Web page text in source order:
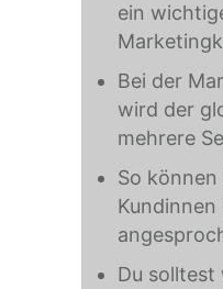
ein
Bei der
wird der
mehrere
So können
Kundinnen
Du solltest